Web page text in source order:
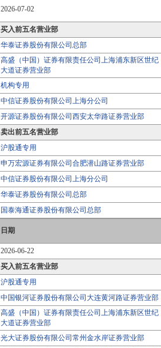
2026-07-02
买入前五名营业部
华泰证券股份有限公司总部
高盛（中国）证券有限责任公司上海浦东新区世纪
大道证券营业部
机构专用
中信证券股份有限公司上海分公司
开源证券股份有限公司西安太华路证券营业部
卖出前五名营业部
沪股通专用
申万宏源证券有限公司合肥潜山路证券营业部
中信证券股份有限公司上海分公司
华泰证券股份有限公司总部
国泰海通证券股份有限公司总部
日期
2026-06-22
买入前五名营业部
沪股通专用
中国银河证券股份有限公司大连黄河路证券营业部
高盛（中国）证券有限责任公司上海浦东新区世纪
大道证券营业部
光大证券股份有限公司常州金水岸证券营业部